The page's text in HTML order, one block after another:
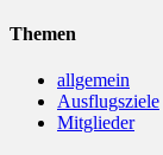
Themen
allgemein
Ausflugsziele
Mitglieder